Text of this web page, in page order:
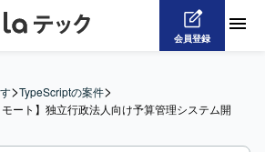
会員登録
>TypeScriptの案件>
モート】独立行政法人向け予算管理システム開